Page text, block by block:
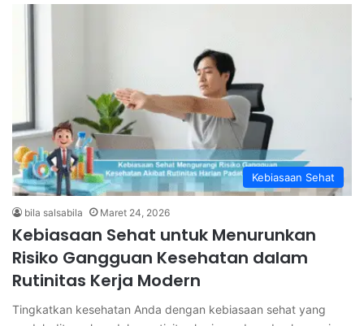
Kebiasaan Sehat
bila salsabila Maret 24, 2026
Kebiasaan Sehat untuk Menurunkan
Risiko Gangguan Kesehatan dalam
Rutinitas Kerja Modern
Tingkatkan kesehatan Anda dengan kebiasaan sehat yang